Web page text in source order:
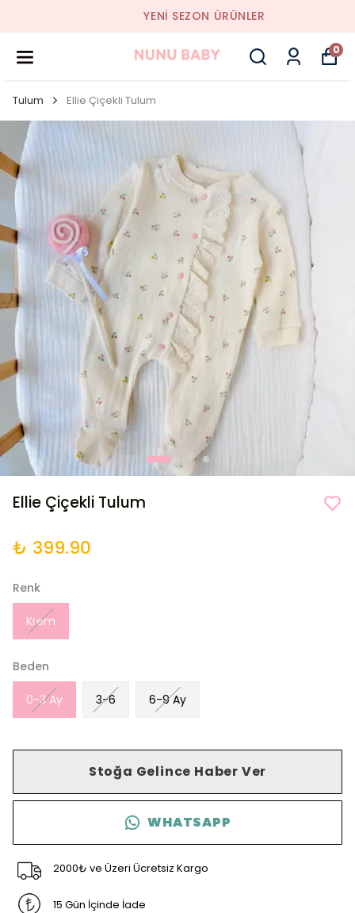
YENI SEZON ÜRÜNLER
0
Tulum Ellie Çiçekli Tulum
Ellie Çiçekli Tulum
₺ 399.90
Renk
Krem
Beden
0-3 Ay 3-6 6-9 Ay
Stoğa Gelince Haber Ver
WHATSAPP
2000₺ ve Üzeri Ücretsiz Kargo
15 Gün İçinde İade